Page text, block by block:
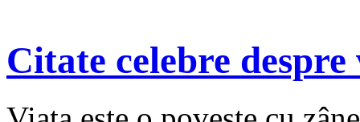
Citate celebre